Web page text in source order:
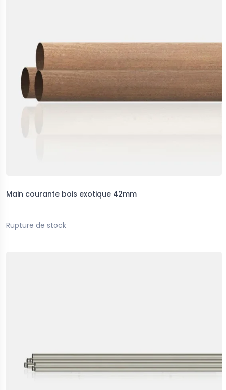
Main courante bois exotique 42mm
Rupture de stock